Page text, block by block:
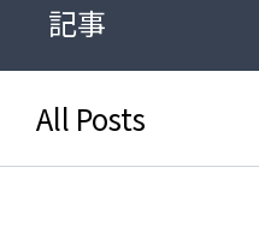
記事
All Posts